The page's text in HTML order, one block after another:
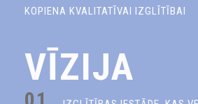
KOPIENA KVALITATĪVAI IZGLĪTĪBAI
VĪZIJA